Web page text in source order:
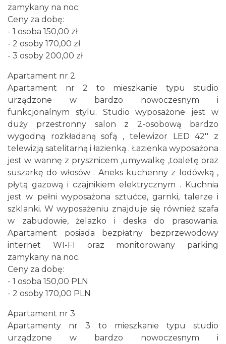
zamykany na noc.
Ceny za dobę:
- 1 osoba 150,00 zł
- 2 osoby 170,00 zł
- 3 osoby 200,00 zł
Apartament nr 2
Apartament nr 2 to mieszkanie typu studio
urządzone w bardzo nowoczesnym i
funkcjonalnym stylu. Studio wyposażone jest w
duży przestronny salon z 2-osobową bardzo
wygodną rozkładaną sofą , telewizor LED 42'' z
telewizją satelitarną i łazienką . Łazienka wyposażona
jest w wannę z prysznicem ,umywalkę ,toaletę oraz
suszarkę do włosów . Aneks kuchenny z lodówką ,
płytą gazową i czajnikiem elektrycznym . Kuchnia
jest w pełni wyposażona sztućce, garnki, talerze i
szklanki. W wyposażeniu znajduje się również szafa
w zabudowie, żelazko i deska do prasowania.
Apartament posiada bezpłatny bezprzewodowy
internet WI-FI oraz monitorowany parking
zamykany na noc.
Ceny za dobę:
- 1 osoba 150,00 PLN
- 2 osoby 170,00 PLN
Apartament nr 3
Apartamenty nr 3 to mieszkanie typu studio
urządzone w bardzo nowoczesnym i